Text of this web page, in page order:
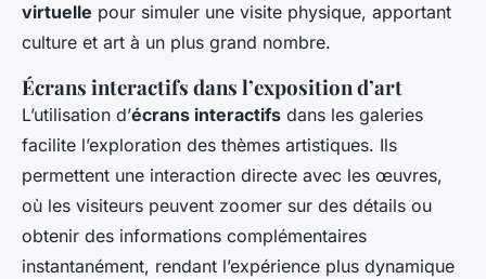
virtuelle pour simuler une visite physique, apportant
culture et art à un plus grand nombre.
Écrans interactifs dans l’exposition d’art
L’utilisation d’écrans interactifs dans les galeries
facilite l’exploration des thèmes artistiques. Ils
permettent une interaction directe avec les œuvres,
où les visiteurs peuvent zoomer sur des détails ou
obtenir des informations complémentaires
instantanément, rendant l’expérience plus dynamique